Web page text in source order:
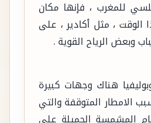
للمغرب ، فإنها مكان
، مثل أكادير ، على
وبعض الرياح القوية .
هناك وجهات كبيرة
الامطار المتوقفة والتي
المشمسة الجميلة على